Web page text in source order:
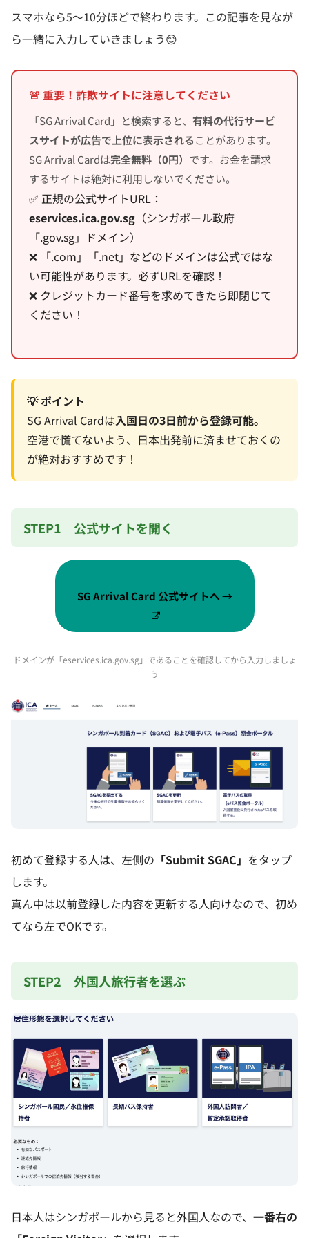
スマホなら5〜10分ほどで終わります。この記事を見なが
ら一緒に入力していきましょう😊
🚨 重要！詐欺サイトに注意してください
「SG Arrival Card」と検索すると、 有料の代行サービ
スサイトが広告で上位に表示されることがあります。
SG Arrival Cardは完全無料（0円） です。お金を請求
するサイトは絶対に利用しないでください。
✅ 正規の公式サイトURL：
eservices.ica.gov.sg （シンガポール政府
「.gov.sg」ドメイン）
❌ 「.com」「.net」などのドメインは公式ではな
い可能性があります。必ずURLを確認！
❌ クレジットカード番号を求めてきたら即閉じて
ください！
💡 ポイント
SG Arrival Cardは入国日の3日前から登録可能。
空港で慌てないよう、日本出発前に済ませておくの
が絶対おすすめです！
STEP1 公式サイトを開く
SG Arrival Card 公式サイトへ →
ドメインが「eservices.ica.gov.sg」であることを確認してから入力しましょ
う
初めて登録する人は、左側の 「Submit SGAC」 をタップ
します。
真ん中は以前登録した内容を更新する人向けなので、初め
てなら左でOKです。
STEP2 外国人旅行者を選ぶ
日本人はシンガポールから見ると外国人なので、 一番右の